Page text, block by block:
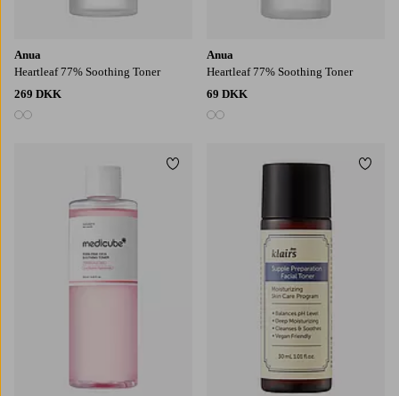
Anua
Heartleaf 77% Soothing Toner
269 DKK
2 farver
Anua
Heartleaf 77% Soothing Toner
69 DKK
2 farver
Tilføj til favoritter